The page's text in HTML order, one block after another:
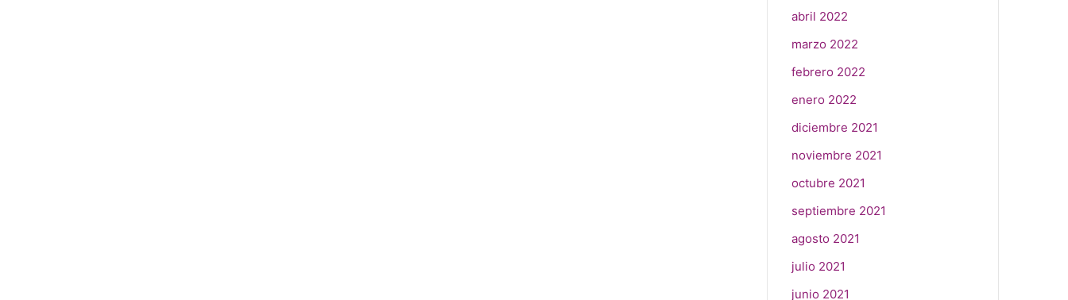
abril 2022
marzo 2022
febrero 2022
enero 2022
diciembre 2021
noviembre 2021
octubre 2021
septiembre 2021
agosto 2021
julio 2021
junio 2021